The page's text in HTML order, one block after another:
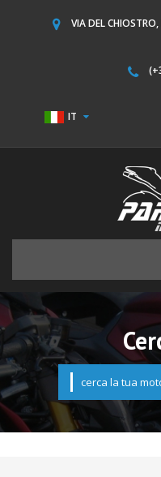
VIA DEL
IT
cerca la tua